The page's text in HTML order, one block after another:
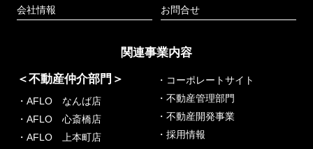
会社情報 お問合せ
関連事業内容
＜不動産仲介部門＞
・AFLO なんば店
・AFLO 心斎橋店
・AFLO 上本町店
・コーポレートサイト
・不動産管理部門
・不動産開発事業
・採用情報